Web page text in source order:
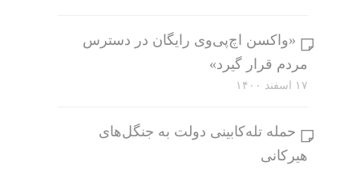
«واکسن اچ‌پی‌وی رایگان در دسترس
مردم قرار گیرد»
۱۷ اسفند ۱۴۰۰
حمله تله‌کابینی دولت به جنگل‌های
هیرکانی